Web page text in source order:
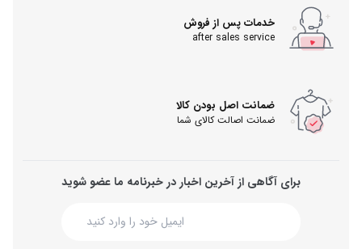
خدمات پس از فروش
after sales service
ضمانت اصل بودن کالا
ضمانت اصالت کالای شما
برای آگاهی از آخرین اخبار در خبرنامه ما عضو شوید